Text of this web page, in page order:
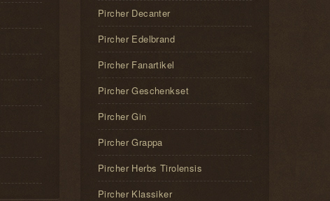
Pircher Decanter
Pircher Edelbrand
Pircher Fanartikel
Pircher Geschenkset
Pircher Gin
Pircher Grappa
Pircher Herbs Tirolensis
Pircher Klassiker